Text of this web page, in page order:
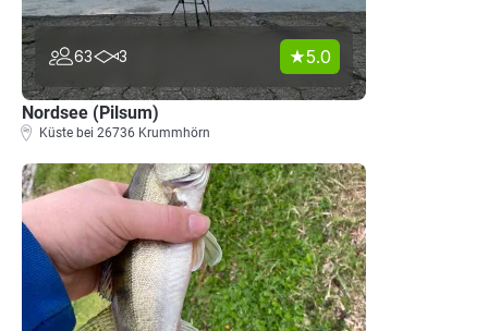
63 3 5.0
Nordsee (Pilsum)
Küste bei 26736 Krummhörn